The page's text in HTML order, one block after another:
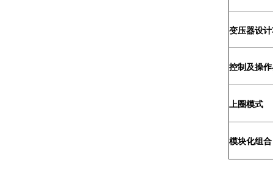
变压器设
控制及操
上圈模式
模块化组合